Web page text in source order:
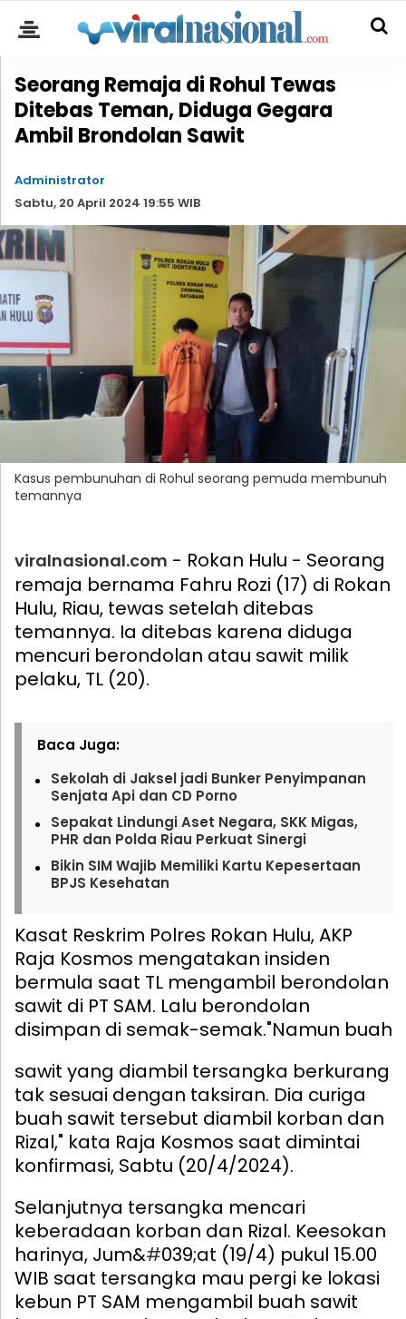
Seorang Remaja di Rohul Tewas
Ditebas Teman, Diduga Gegara
Ambil Brondolan Sawit
Administrator
Sabtu, 20 April 2024 19:55 WIB
Kasus pembunuhan di Rohul seorang pemuda membunuh
temannya
viralnasional.com - Rokan Hulu - Seorang
remaja bernama Fahru Rozi (17) di Rokan
Hulu, Riau, tewas setelah ditebas
temannya. Ia ditebas karena diduga
mencuri berondolan atau sawit milik
pelaku, TL (20).
Baca Juga:
Sekolah di Jaksel jadi Bunker Penyimpanan
Senjata Api dan CD Porno
Sepakat Lindungi Aset Negara, SKK Migas,
PHR dan Polda Riau Perkuat Sinergi
Bikin SIM Wajib Memiliki Kartu Kepesertaan
BPJS Kesehatan
Kasat Reskrim Polres Rokan Hulu, AKP
Raja Kosmos mengatakan insiden
bermula saat TL mengambil berondolan
sawit di PT SAM. Lalu berondolan
disimpan di semak-semak."Namun buah
sawit yang diambil tersangka berkurang
tak sesuai dengan taksiran. Dia curiga
buah sawit tersebut diambil korban dan
Rizal," kata Raja Kosmos saat dimintai
konfirmasi, Sabtu (20/4/2024).
Selanjutnya tersangka mencari
keberadaan korban dan Rizal. Keesokan
harinya, Jum&#039;at (19/4) pukul 15.00
WIB saat tersangka mau pergi ke lokasi
kebun PT SAM mengambil buah sawit